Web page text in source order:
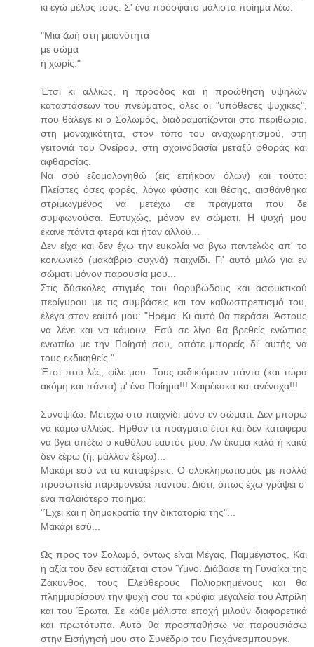
κι εγώ μέλος τους. Σ' ένα πρόσφατο μάλιστα ποίημα λέω:
"Μια ζωή στη μειονότητα
με σώμα
ή χωρίς."
Έτσι κι αλλιώς, η πρόοδος και η προώθηση υψηλών
καταστάσεων του πνεύματος, όλες οι "υπόθεσες ψυχικές",
που θάλεγε κι ο Σολωμός, διαδραματίζονται στο περιθώριο,
στη μοναχικότητα, στον τόπο του αναχωρητισμού, στη
γειτονιά του Ονείρου, στη σχοινοβασία μεταξύ φθοράς και
αφθαρσίας.
Να σού εξομολογηθώ (εις επήκοον όλων) και τούτο:
Πλείστες όσες φορές, λόγω φύσης και θέσης, αισθάνθηκα
στριμωγμένος να μετέχω σε πράγματα που δε
συμφωνούσα. Ευτυχώς, μόνον εν σώματι. Η ψυχή μου
έκανε πάντα φτερά και ήταν αλλού...
Δεν είχα και δεν έχω την ευκολία να βγω παντελώς απ' το
κοινωνικό (μακάβριο συχνά) παιχνίδι. Γι' αυτό μιλώ για εν
σώματι μόνον παρουσία μου...
Στις δύσκολες στιγμές του θορυβώδους και ασφυκτικού
περίγυρου με τις συμβάσεις και τον καθωσπρεπισμό του,
έλεγα στον εαυτό μου: "Ηρέμα. Κι αυτό θα περάσει. Άστους
να λένε και να κάμουν. Εσύ σε λίγο θα βρεθείς ενώπιος
ενωπίω με την Ποίησή σου, οπότε μπορείς δι' αυτής να
τους εκδικηθείς."
Έτσι που λές, φίλε μου. Τους εκδικιόμουν πάντα (και τώρα
ακόμη και πάντα) μ' ένα Ποίημα!!! Χαιρέκακα και ανένοχα!!!
Συνοψίζω: Μετέχω στο παιχνίδι μόνο εν σώματι. Δεν μπορώ
να κάμω αλλιώς. Ήρθαν τα πράγματα έτσι και δεν κατάφερα
να βγει απέξω ο καθόλου εαυτός μου. Αν έκαμα καλά ή κακά
δεν ξέρω (ή, μάλλον ξέρω)...
Μακάρι εσύ να τα καταφέρεις. Ο ολοκληρωτισμός με πολλά
προσωπεία παραμονεύει παντού. Διότι, όπως έχω γράψει σ'
ένα παλαιότερο ποίημα:
"Έχει και η δημοκρατία την δικτατορία της"...
Μακάρι εσύ...
Ως προς τον Σολωμό, όντως είναι Μέγας, Παμμέγιστος. Και
η αξία του δεν εστιάζεται στον Ύμνο. Διάβασε τη Γυναίκα της
Ζάκυνθος, τους Ελεύθερους Πολιορκημένους και θα
πλημμυρίσουν την ψυχή σου τα κρύφια μεγαλεία του Απρίλη
και του Έρωτα. Σε κάθε μάλιστα εποχή μιλούν διαφορετικά
και πρωτότυπα. Αυτό θα προσπαθήσω να παρουσιάσω
στην Εισήγησή μου στο Συνέδριο του Γιοχάνεσμπουργκ.